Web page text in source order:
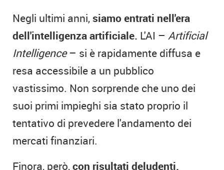
Negli ultimi anni,siamo entrati nell'era
dell'intelligenza artificiale. L'AI – Artificial
Intelligence– si è rapidamente diffusa e
resa accessibile a un pubblico
vastissimo. Non sorprende che uno dei
suoi primi impieghi sia stato proprio il
tentativo di prevedere l'andamento dei
mercati finanziari.
Finora, però,con risultati deludenti.